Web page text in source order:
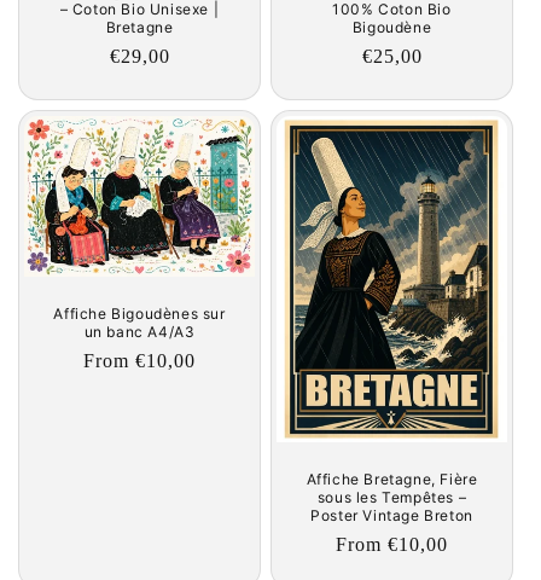
– Coton Bio Unisexe |
Bretagne
Regular
€29,00
100% Coton Bio
Bigoudène
Regular
€25,00
Affiche Bigoudènes sur
un banc A4/A3
Regular
From €10,00
Affiche Bretagne, Fière
sous les Tempêtes –
Poster Vintage Breton
Regular
From €10,00